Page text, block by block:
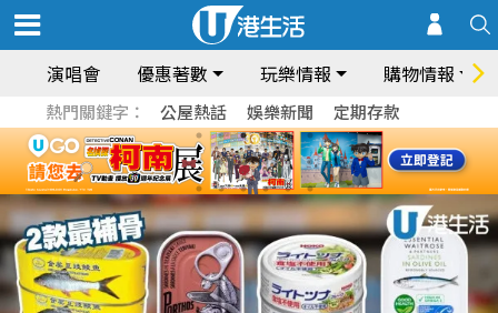
演唱會 優惠著數 玩樂情報 購物情報
熱門關鍵字： 公屋熱話 娛樂新聞 定期存款